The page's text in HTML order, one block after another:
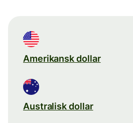
Amerikansk dollar
Australisk dollar